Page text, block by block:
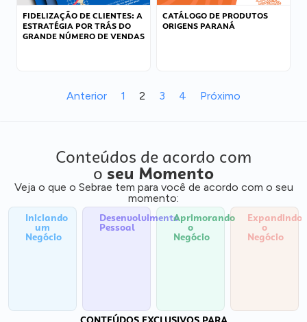
FIDELIZAÇÃO DE CLIENTES: A
ESTRATÉGIA POR TRÁS DO
GRANDE NÚMERO DE VENDAS
CATÁLOGO DE PRODUTOS
ORIGENS PARANÁ
Anterior 1 2 3 4 Próximo
Conteúdos de acordo com
o seu Momento
Veja o que o Sebrae tem para você de acordo com o seu
momento:
Iniciando
um
Negócio
Desenvolvimento
Pessoal
Aprimorando
o
Negócio
Expandindo
o
Negócio